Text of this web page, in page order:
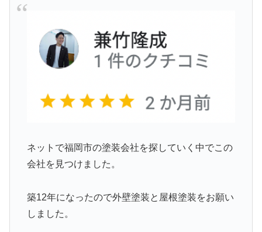
ネットで福岡市の塗装会社を探していく中でこの
会社を見つけました。
築12年になったので外壁塗装と屋根塗装をお願い
しました。